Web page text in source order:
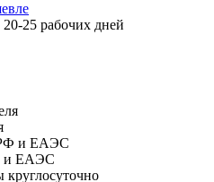
25 рабочих дней
и ЕАЭС